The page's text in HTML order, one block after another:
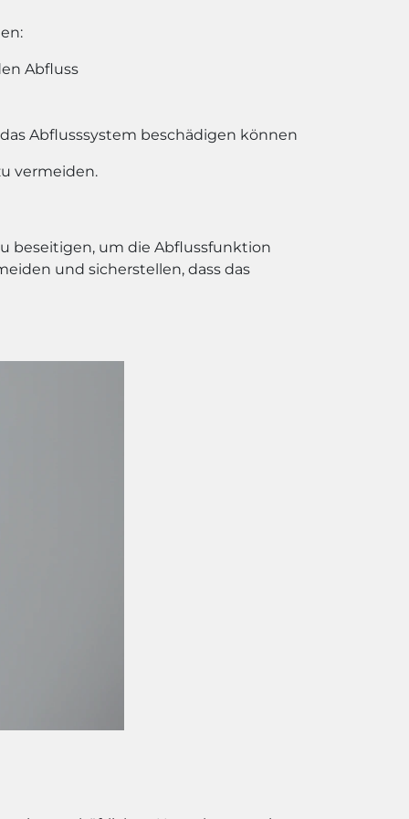
Abfluss
Abflusssystem beschädigen können
vermeiden.
beseitigen, um die Abflussfunktion
und sicherstellen, dass das